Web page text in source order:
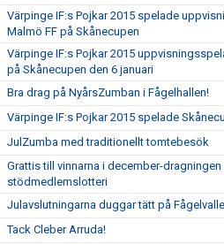
Värpinge IF:s Pojkar 2015 spelade
Malmö FF på Skånecupen
Värpinge IF:s Pojkar 2015
på Skånecupen den 6 januari
Bra drag på NyårsZumban i Fågelhallen!
Värpinge IF:s Pojkar 2015 spelade
JulZumba med traditionellt tomtebesök
Grattis till vinnarna i december-dragningen
stödmedlemslotteri
Julavslutningarna duggar tätt på
Tack Cleber Arruda!